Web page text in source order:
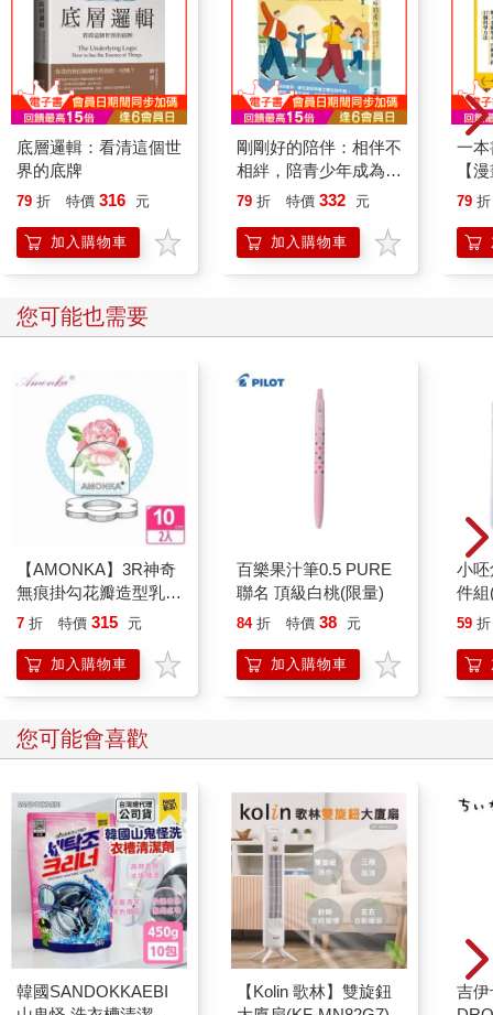
底層邏輯：看清這個世
界的底牌
79 折 特價 316 元
加入購物車
剛剛好的陪伴：相伴不
相絆，陪青少年成為想
要的自己
79 折 特價 332 元
加入購物車
一
【
行
「
學方
79 折
您可能也需要
【AMONKA】3R神奇
無痕掛勾花瓣造型乳液
罐（點點玫瑰）（藍）
7 折 特價 315 元
加入購物車
百樂果汁筆0.5 PURE
聯名 頂級白桃(限量)
84 折 特價 38 元
加入購物車
小
件
59 折
您可能會喜歡
韓國SANDOKKAEBI
【Kolin 歌林】雙旋鈕
吉